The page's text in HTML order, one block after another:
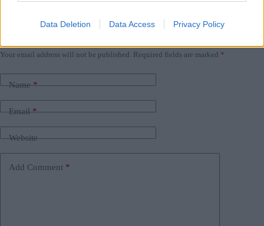
Data Deletion Data Access Privacy Policy
ungherese #video
Your email address will not be published. Required fields are marked *
Name*
Email*
Website
Add Comment *